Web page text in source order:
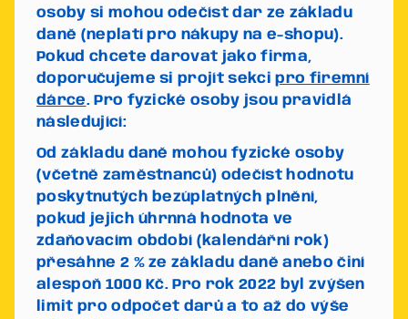
osoby si mohou odečíst dar ze základu
daně (neplatí pro nákupy na e-shopu).
Pokud chcete darovat jako firma,
doporučujeme si projít sekcipro firemní
dárce. Pro fyzické osoby jsou pravidlá
následující:
Od základu daně mohou fyzické osoby
(včetně zaměstnanců) odečíst hodnotu
poskytnutých bezúplatných plnění,
pokud jejich úhrnná hodnota ve
zdaňovacím období (kalendářní rok)
přesáhne 2 % ze základu daně anebo činí
alespoň 1000 Kč. Pro rok 2022 byl zvýšen
limit pro odpočet darů a to až do výše